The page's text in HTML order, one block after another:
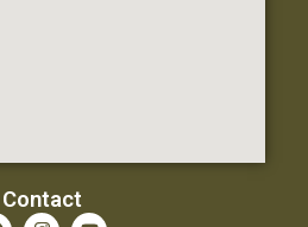
Contact